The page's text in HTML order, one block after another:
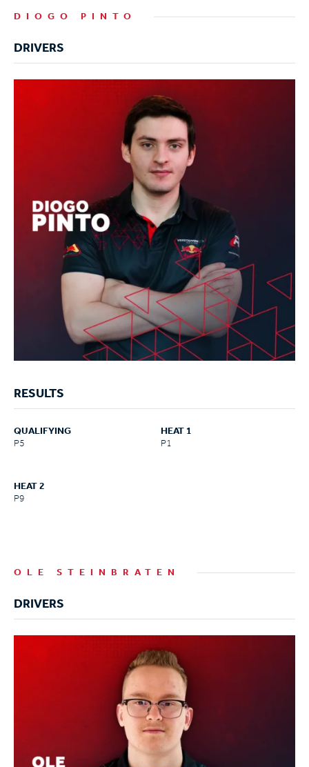
DIOGO PINTO
DRIVERS
RESULTS
QUALIFYING
P5
HEAT 1
P1
HEAT 2
P9
OLE STEINBRATEN
DRIVERS